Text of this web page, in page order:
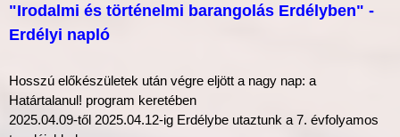
"Irodalmi és történelmi barangolás Erdélyben" -
Erdélyi napló
Hosszú előkészületek után végre eljött a nagy nap: a
Határtalanul! program keretében
2025.04.09-től 2025.04.12-ig Erdélybe utaztunk a 7. évfolyamos